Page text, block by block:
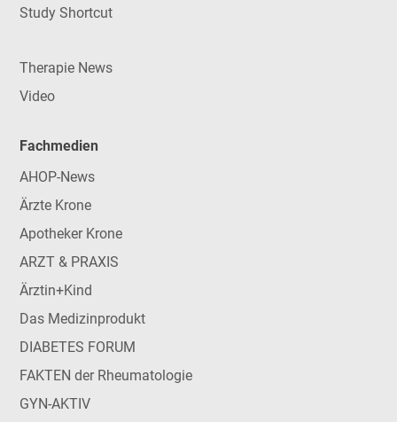
Study Shortcut
Therapie News
Video
Fachmedien
AHOP-News
Ärzte Krone
Apotheker Krone
ARZT & PRAXIS
Ärztin+Kind
Das Medizinprodukt
DIABETES FORUM
FAKTEN der Rheumatologie
GYN-AKTIV